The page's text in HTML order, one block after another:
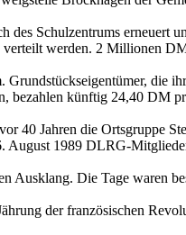
Schulzentrums erneuert
werden. 2 Millionen
die
bezahlen künftig 24,40 DM
40 Jahren die Ortsgruppe
August 1989 DLRG-
Ausklang. Die Tage waren
der französischen